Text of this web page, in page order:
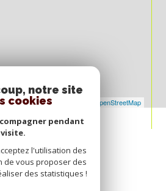
Leaflet|©Jawg © OpenStreetMap
notre site
cookies
pendant
l'utilisation des
de vous proposer des
des statistiques !